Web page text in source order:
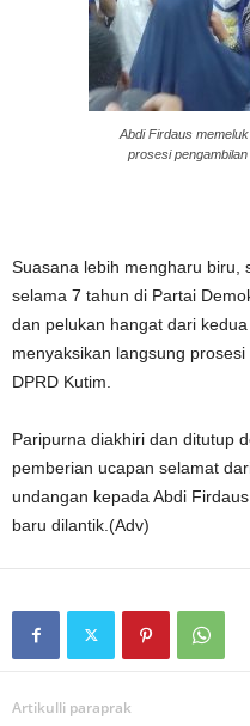
Abdi Firdaus
prosesi
Suasana lebih mengharu biru,
selama 7 tahun di Partai
dan pelukan hangat dari
menyaksikan langsung
DPRD Kutim.
Paripurna diakhiri dan ditutup
pemberian ucapan selamat
undangan kepada Abdi
baru dilantik.(Adv)
Artikulli paraprak